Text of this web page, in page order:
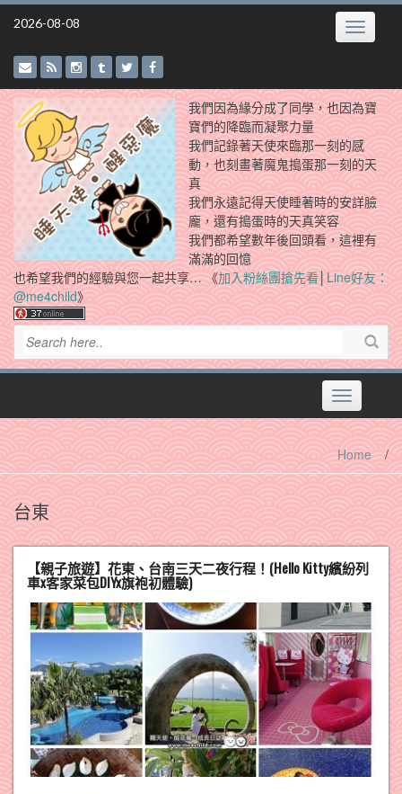
Skip
2026-08-08 Toggle
我們因為緣分成了同學，也因為寶
寶們的降臨而凝聚力量
我們記錄著天使來臨那一刻的感
動，也刻畫著魔鬼搗蛋那一刻的天
真
我們永遠記得天使睡著時的安詳臉
龐，還有搗蛋時的天真笑容
我們都希望數年後回頭看，這裡有
滿滿的回憶
也希望我們的經驗與您一起共享… 《加入粉絲團搶先看│Line好友：
@me4child》
Toggle
navigation
Home /
台東
【親子旅遊】花東、台南三天二夜行程！(Hello Kitty繽紛列
車x客家菜包DIYx旗袍初體驗)